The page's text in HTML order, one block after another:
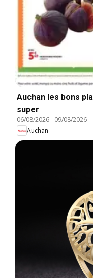
Auchan les bons
super
06/08/2026- 09/08/2026
Auchan